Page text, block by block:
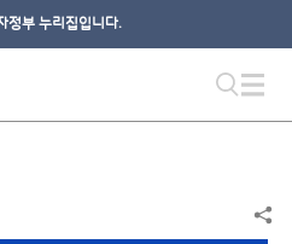
정부 누리집입니다.